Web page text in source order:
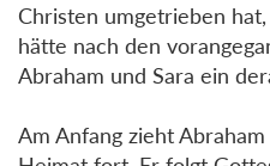
Christen umgetrieben
hätte nach den
Abraham und Sara ein
Am Anfang zieht